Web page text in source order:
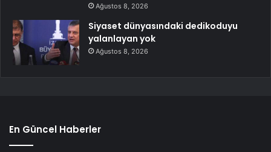
Ağustos 8, 2026
Siyaset dünyasındaki dedikoduyu
yalanlayan yok
Ağustos 8, 2026
En Güncel Haberler